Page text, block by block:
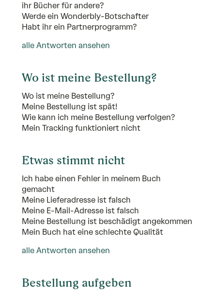
ihr Bücher für andere?
Werde ein Wonderbly-Botschafter
Habt ihr ein Partnerprogramm?
alle Antworten ansehen
Wo ist meine Bestellung?
Wo ist meine Bestellung?
Meine Bestellung ist spät!
Wie kann ich meine Bestellung verfolgen?
Mein Tracking funktioniert nicht
Etwas stimmt nicht
Ich habe einen Fehler in meinem Buch
gemacht
Meine Lieferadresse ist falsch
Meine E-Mail-Adresse ist falsch
Meine Bestellung ist beschädigt angekommen
Mein Buch hat eine schlechte Qualität
alle Antworten ansehen
Bestellung aufgeben